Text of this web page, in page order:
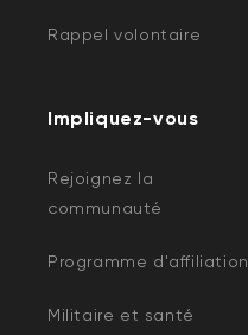
Rappel volontaire
Impliquez-vous
Rejoignez la
communauté
Programme d'affiliation
Militaire et santé